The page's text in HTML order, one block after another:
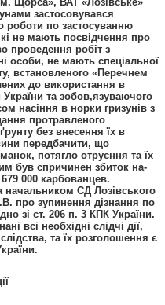
застосовувався
по застосуванню
не мають посвідчення про
проведення робіт з
особи, не мають спеціальної
встановленого «Перечнем
до використання в
та зобов,язуваючого
насіння в норки гризунів з
протравленого
без внесення їх в
передбачити, що
потягло отруєння та їх
був спричинен збиток на-
000 карбованцев.
начальником СД Лозівського
про зупинення дізнання по
зі ст. 206 п. 3 КПК України.
всі необхідні слідчі дії,
та їх розголошення є